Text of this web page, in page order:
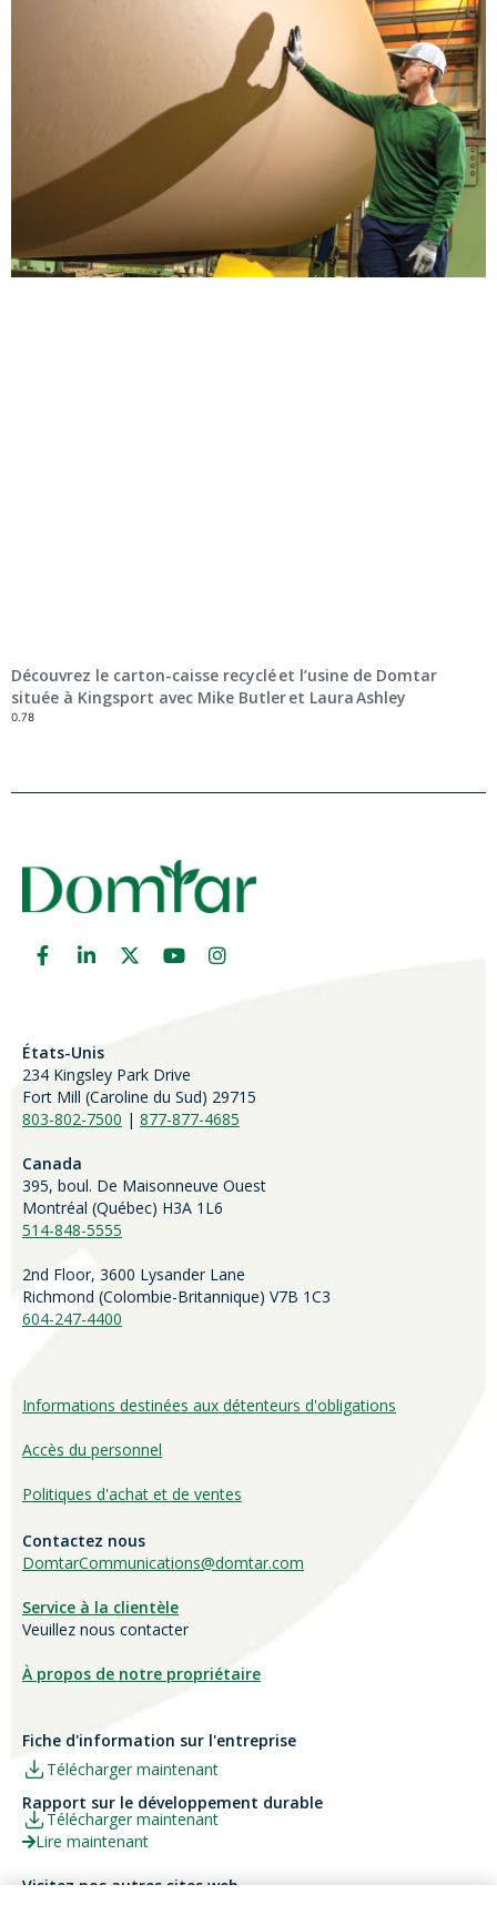
Découvrez le carton-caisse recyclé et l’usine de Domtar
située à Kingsport avec Mike Butler et Laura Ashley
États-Unis
234 Kingsley Park Drive
Fort Mill (Caroline du Sud) 29715
803-802-7500 | 877-877-4685
Canada
395, boul. De Maisonneuve Ouest
Montréal (Québec) H3A 1L6
514-848-5555
2nd Floor, 3600 Lysander Lane
Richmond (Colombie-Britannique) V7B 1C3
604-247-4400
Informations destinées aux détenteurs d'obligations
Accès du personnel
Politiques d'achat et de ventes
Contactez nous
DomtarCommunications@domtar.com
Service à la clientèle
Veuillez nous contacter
À propos de notre propriétaire
Fiche d'information sur l'entreprise
Télécharger maintenant
Rapport sur le développement durable
Télécharger maintenant
Lire maintenant
Visitez nos autres sites web